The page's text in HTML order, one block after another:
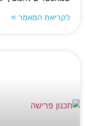
לקריאת המאמר »